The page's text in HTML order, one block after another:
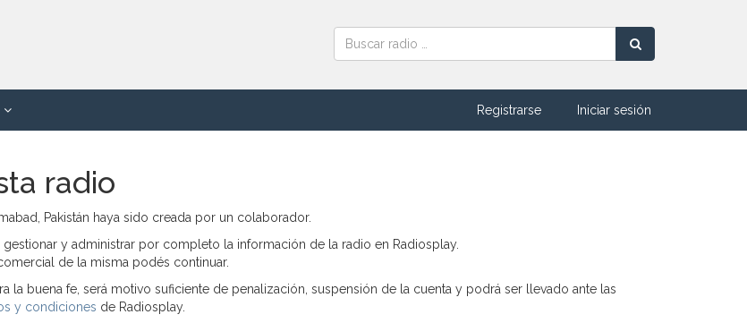
Registrarse Iniciar sesión
radio
Pakistán haya sido creada por un colaborador.
y administrar por completo la información de la radio en Radiosplay.
de la misma podés continuar.
la buena fe, será motivo suficiente de penalización, suspensión de la cuenta y podrá ser llevado ante las
y condiciones de Radiosplay.